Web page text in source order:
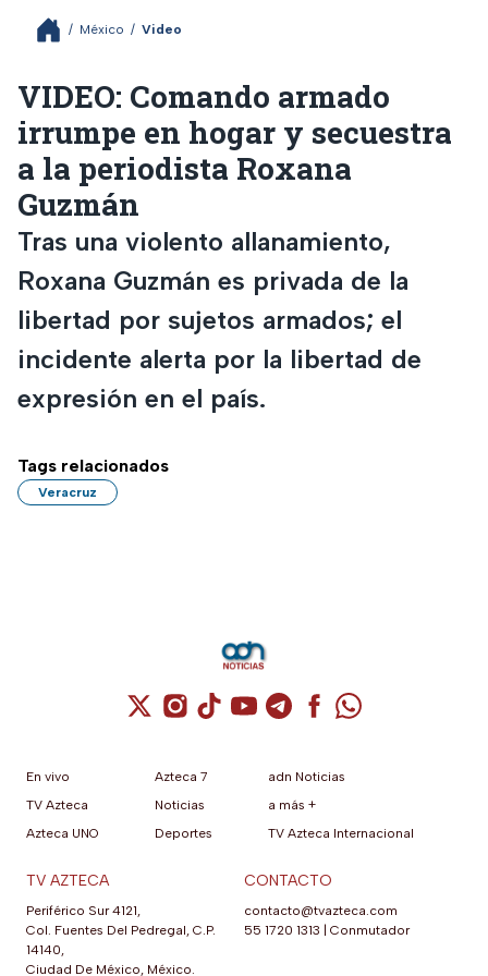
/ México / Video
VIDEO: Comando armado
irrumpe en hogar y secuestra
a la periodista Roxana
Guzmán
Tras una violento allanamiento,
Roxana Guzmán es privada de la
libertad por sujetos armados; el
incidente alerta por la libertad de
expresión en el país.
Tags relacionados
Veracruz
Cuenta de X / Twitter (se abre en una
Cuenta de Instagram (se abre en una
Cuenta de TikTok (se abre en
Cuenta de YouTube (se abre
Cuenta de Telegram (se
Cuenta de
Cuenta de
En vivo
TV Azteca
Azteca UNO
Azteca 7
Noticias
Deportes
adn Noticias
a más +
TV Azteca Internacional
TV AZTECA
Periférico Sur 4121,
Col. Fuentes Del Pedregal, C.P.
14140,
Ciudad De México, México.
CONTACTO
contacto@tvazteca.com
55 1720 1313 | Conmutador